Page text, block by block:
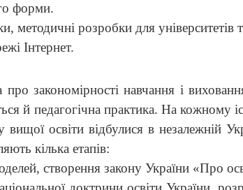
форми.
методичні розробки для університетів
Інтернет.
закономірності навчання і
й педагогічна практика. На кожному
вищої освіти відбулися в незалежній
кілька етапів:
створення закону України «Про